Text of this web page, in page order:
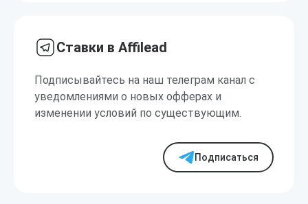
Ставки в Affilead
Подписывайтесь на наш телеграм канал с
уведомлениями о новых офферах и
изменении условий по существующим.
Подписаться